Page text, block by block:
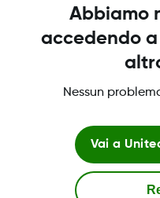
sull'accuratezza del
consulti questa
Dexcom ONE+
Was this article helpful?
Abbiamo
accedendo
Nessun
Vai a